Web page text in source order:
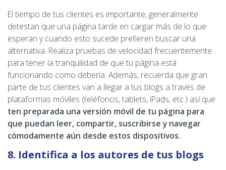
El tiempo de tus clientes es importante, generalmente
detestan que una página tarde en cargar más de lo que
esperan y cuando esto sucede prefieren buscar una
alternativa. Realiza pruebas de velocidad frecuentemente
para tener la tranquilidad de que tu página está
funcionando como debería. Además, recuerda que gran
parte de tus clientes van a llegar a tus blogs a través de
plataformas móviles (teléfonos, tablets, iPads, etc.) así que
ten preparada una versión móvil de tu página para
que puedan leer, compartir, suscribirse y navegar
cómodamente aún desde estos dispositivos.
8. Identifica a los autores de tus blogs